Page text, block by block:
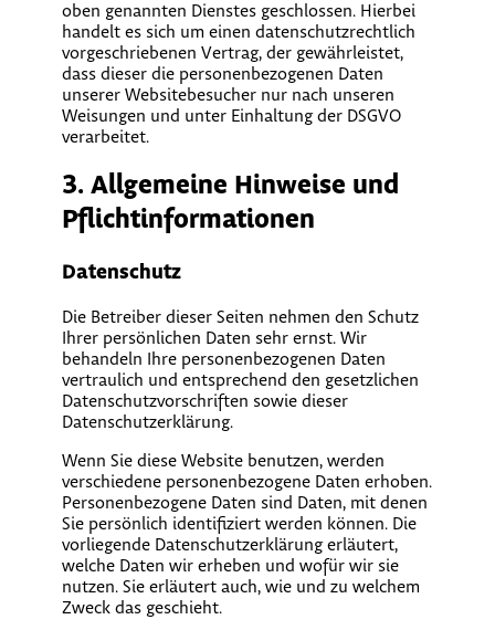
oben genannten Dienstes geschlossen. Hierbei
handelt es sich um einen datenschutzrechtlich
vorgeschriebenen Vertrag, der gewährleistet,
dass dieser die personenbezogenen Daten
unserer Websitebesucher nur nach unseren
Weisungen und unter Einhaltung der DSGVO
verarbeitet.
3. Allgemeine Hinweise und
Pflicht­informationen
Datenschutz
Die Betreiber dieser Seiten nehmen den Schutz
Ihrer persönlichen Daten sehr ernst. Wir
behandeln Ihre personenbezogenen Daten
vertraulich und entsprechend den gesetzlichen
Datenschutzvorschriften sowie dieser
Datenschutzerklärung.
Wenn Sie diese Website benutzen, werden
verschiedene personenbezogene Daten erhoben.
Personenbezogene Daten sind Daten, mit denen
Sie persönlich identifiziert werden können. Die
vorliegende Datenschutzerklärung erläutert,
welche Daten wir erheben und wofür wir sie
nutzen. Sie erläutert auch, wie und zu welchem
Zweck das geschieht.